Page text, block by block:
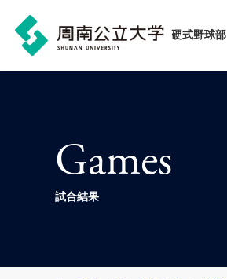
硬式野球部
Games
試合結果